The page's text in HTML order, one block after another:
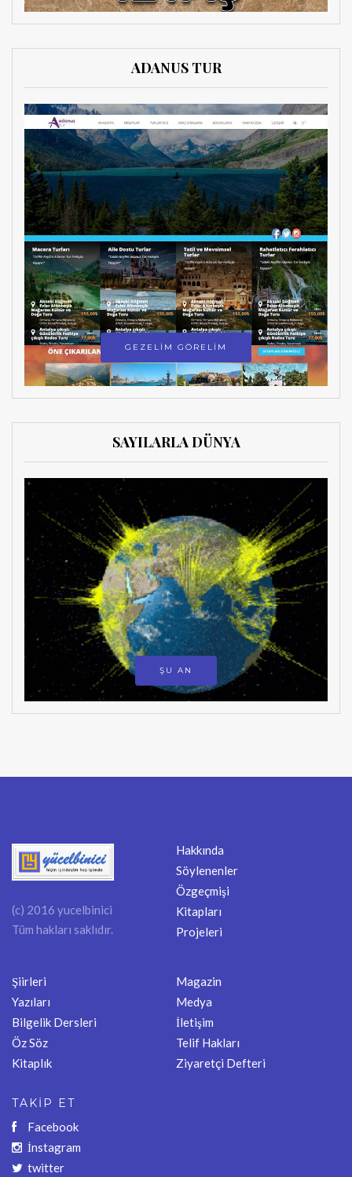
ADANUS TUR
GEZELİM GÖRELİM
SAYILARLA DÜNYA
ŞU AN
(c) 2016 yucelbinici
Tüm hakları saklıdır.
Hakkında
Söylenenler
Özgeçmişi
Kitapları
Projeleri
Şiirleri
Yazıları
Bilgelik Dersleri
Öz Söz
Kitaplık
Magazin
Medya
İletişim
Telif Hakları
Ziyaretçi Defteri
TAKİP ET
Facebook
İnstagram
twitter